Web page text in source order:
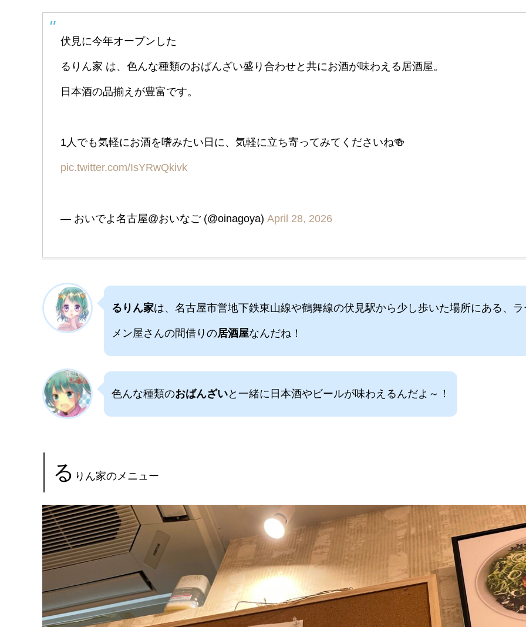
伏見に今年オープンした
るりん家 は、色んな種類のおばんざい盛り合わせと共にお酒が味わえる居酒屋。
日本酒の品揃えが豊富です。
1人でも気軽にお酒を嗜みたい日に、気軽に立ち寄ってみてくださいね🍻
pic.twitter.com/IsYRwQkivk
— おいでよ名古屋@おいなご (@oinagoya) April 28, 2026
るりん家は、名古屋市営地下鉄東山線や鶴舞線の伏見駅から少し歩いた場所にある、ラ
メン屋さんの間借りの居酒屋なんだね！
色んな種類のおばんざいと一緒に日本酒やビールが味わえるんだよ～！
る りん家のメニュー